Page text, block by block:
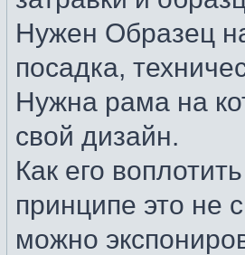
Нужен Образец
посадка,
Нужна рама на
свой дизайн.
Как его
принципе это не
можно